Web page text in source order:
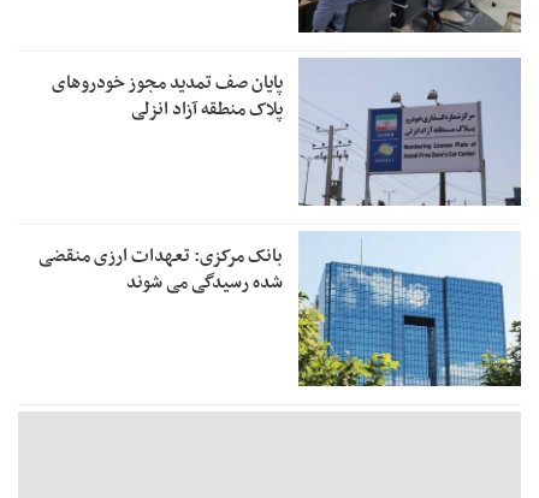
پایان صف تمدید مجوز خودروهای
پلاک منطقه آزاد انزلی
بانک مرکزی: تعهدات ارزی منقضی
شده رسیدگی می شوند